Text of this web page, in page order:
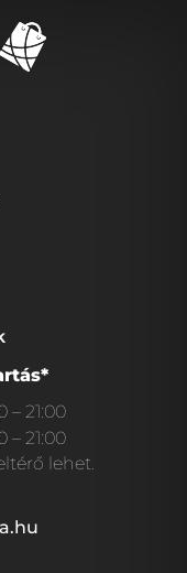
– 21:00
– 21:00
lehet.